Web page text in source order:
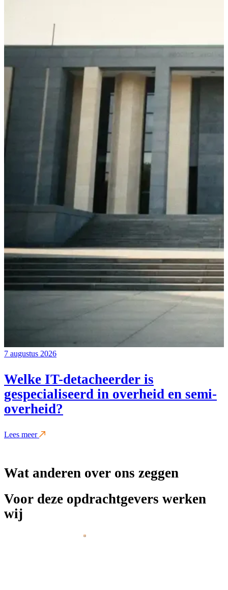
7 augustus 2026
Welke IT-detacheerder is
gespecialiseerd in overheid en semi-
overheid?
Lees meer
Wat anderen over ons zeggen
Voor deze opdrachtgevers werken
wij